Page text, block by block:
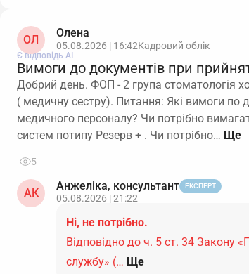
ОЛ
Олена
05.08.2026 | 16:42Кадровий облік
Є відповідь АІ
Вимоги до документів при
Добрий день. ФОП - 2 група стоматологія
( медичну сестру). Питання: Які вимоги по
медичного персоналу? Чи потрібно
систем потипу Резерв + . Чи потрібно…
5
АК
Анжеліка, консультант ЕКСПЕРТ
05.08.2026 | 21:22
Ні, не потрібно.
Відповідно до ч. 5 ст. 34 Закону
службу» (… Ще